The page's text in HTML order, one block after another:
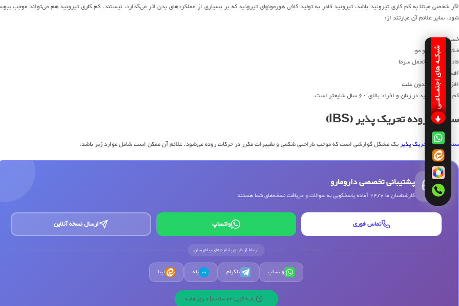
اگر شخصی مبتلا به کم کاری تیروئید باشد، تیروئید قادر به تولید کافی هورمونهای تیروئید که بر بسیاری از عملکردهای بدن اثر می‌گذارد، نیستند. کم کاری تیروئید هم می‌تواند موجب
شود. سایر علائم آن عبارتند از:
خستگی
خشکی پوست و مو
قادر نبودن به تحمل سرما
افسردگی
افزایش وزن بدون علت
کم کاری تیروئید در زنان و افراد بالای ۶۰ سال شایعتر است.
سندرم روده تحریک پذیر (IBS)
سندرم روده تحریک پذیریک مشکل گوارشی است که موجب ناراحتی شکمی و تغییرات مکرر در حرکات روده می‌شود. علائم آن ممکن است شامل موارد زیر باشد:
پشتیبانی تخصصی دارومارو
کارشناسان ما 24/7 آماده پاسخگویی به سوالات و دریافت نسخه‌های شما هستند
تماس فوری واتساپ ارسال نسخه آنلاین
ارتباط از طریق پلتفرم‌های پیام‌رسان
واتساپ تلگرام ب بله ایتا
پاسخگویی 24 ساعته | 7 روز هفته
شبکـه های اجتمـاعـی